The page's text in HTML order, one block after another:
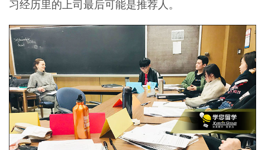
习经历里的上司最后可能是推荐人。